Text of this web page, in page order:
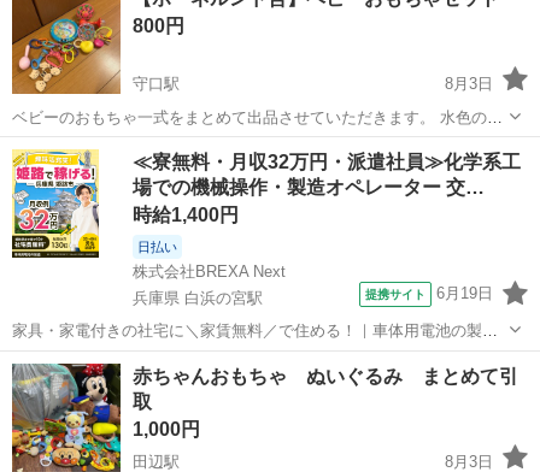
ャラクターの名前と...
800円
守口駅
8月3日
ベビーのおもちゃ一式をまとめて出品させていただきます。 水色のタ
ンバリンと黄色のベルはボーネルンドのものです。 右側下部の鍵のお
もちゃは本来電池を入れると光って音が鳴りますが、動作確認はして
おりませんのでご了承ください。 ※...
大阪 守口市 守口駅 ベビー用品 ボーネルンド
≪寮無料・月収32万円・派遣社員≫化学系工
場での機械操作・製造オペレーター 交…
時給1,400円
日払い
株式会社BREXA Next
兵庫県 白浜の宮駅
提携サイト 6月19日
家具・家電付きの社宅に＼家賃無料／で住める！｜車体用電池の製造
｜未経験から月収例32万円♪｜さらに【年間休日130日】！ 人気の工場
のお仕事 ◇車体用電池の製造◇ 機械の操作、部品のセッティング、検
兵庫 姫路市 白浜の宮駅
赤ちゃんおもちゃ ぬいぐるみ まとめて引
取
1,000円
田辺駅
8月3日